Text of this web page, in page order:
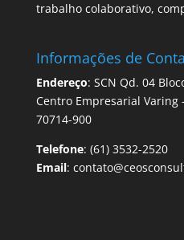
trabalho colaborativo,
Informações de
Endereço: SCN Qd. 04
Centro Empresarial Varing
70714-900
Telefone: (61) 3532-2520
Email: